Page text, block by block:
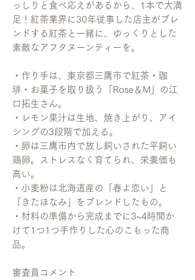
っしりと食べ応えがあるから、1本で大満
足！紅茶業界に30年従事した店主がブレ
ンドする紅茶と一緒に、ゆっくりとした
素敵なアフタヌーンティーを。
・作り手は、東京都三鷹市で紅茶・珈
琲・お菓子を取り扱う「Rose＆M」の江
口拓生さん。
・レモン果汁は生地、焼き上がり、アイ
シングの3段階で加える。
・卵は三鷹市内で放し飼いされた平飼い
鶏卵。ストレスなく育てられ、栄養価も
高い。
・小麦粉は北海道産の「春よ恋い」と
「きたほなみ」をブレンドしたもの。
・材料の準備から完成までに3~4時間か
けて1つ1つ手作りした心のこもった商
品。
審査員コメント